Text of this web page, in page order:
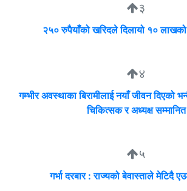
३
२५० रुपैयाँको खरिदले दिलायो १० लाखको
४
गम्भीर अवस्थाका बिरामीलाई नयाँ जीवन दिएको
चिकित्सक र अध्यक्ष सम्मानित
५
गर्भा दरबार : राज्यको बेवास्ताले मेटिदै